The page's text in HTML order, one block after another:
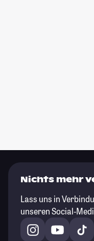
Nichts mehr
Lass uns in
unseren Social-